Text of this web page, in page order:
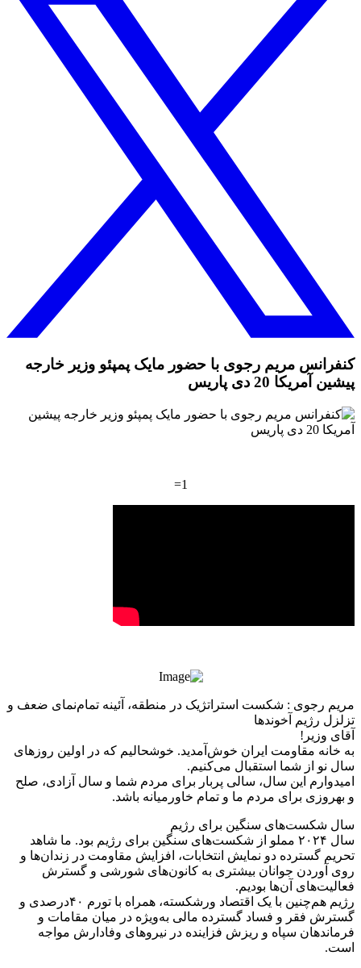
کنفرانس مریم رجوی با حضور مایک پمپئو وزیر خارجه
پیشین آمریکا 20 دی پاریس
1=
مریم رجوی : شکست استراتژیک در منطقه، آئینه تمام‌نمای ضعف و
تزلزل رژیم آخوندها
آقای وزیر!
به خانه مقاومت ایران خوش‌آمدید. خوشحالیم که در اولین روزهای
سال نو از شما استقبال می‌کنیم.
امیدوارم این سال، سالی پربار برای مردم شما و سال آزادی، صلح
و بهروزی برای مردم ما و تمام خاورمیانه باشد.
سال شکست‌های سنگین برای رژیم
سال ۲۰۲۴ مملو از شکست‌های سنگین برای رژیم بود. ما شاهد
تحریم گسترده دو نمایش انتخابات، افزایش مقاومت در زندان‌ها و
روی آوردن جوانان بیشتری به کانون‌های شورشی و گسترش
فعالیت‌های آن‌ها بودیم.
رژیم هم‌چنین با یک اقتصاد ورشکسته، همراه با تورم ۴۰درصدی و
گسترش فقر و فساد گسترده مالی به‌ویژه در میان مقامات و
فرماندهان سپاه و ریزش فزاینده در نیروهای وفادارش مواجه
است.